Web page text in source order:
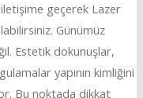
geçerek Lazer
Günümüz
Estetik dokunuşlar,
yapının kimliğini
Bu noktada dikkat